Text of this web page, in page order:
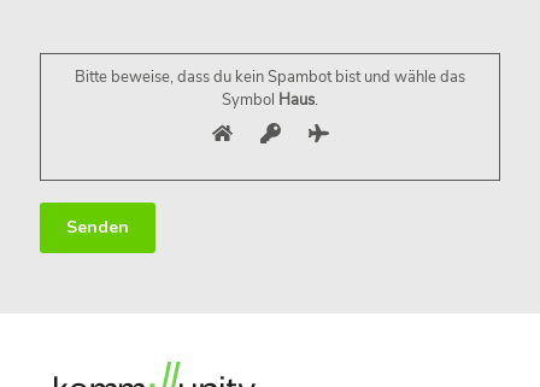
Bitte beweise, dass du kein Spambot bist und wähle das
Symbol Haus.